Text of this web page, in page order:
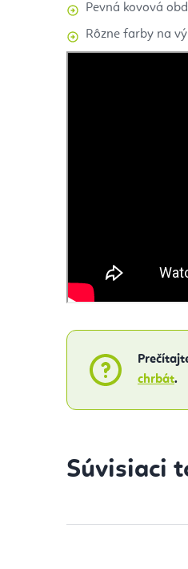
Pevná kovová
Rôzne farby na
chrbát.
Súvisiaci